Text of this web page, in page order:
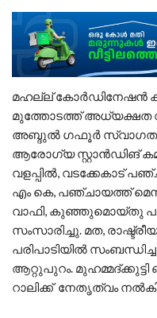
മഹല്ല് കോർഡിനേഷൻ
മുത്തോടത്ത് അധ്യക്ഷത
അബ്ദുൽ ഗഫൂർ
ആരോഗ്യ സ്റ്റാൻഡിങ്
വളപ്പിൽ, വടക്കേകാട്
എം കെ, പഞ്ചായത്ത്
വാഫി, കുഞ്ഞുമൊയ്‌തു
സംസാരിച്ചു. മത,
പരിപാടിയിൽ
ആറ്റുപുറം. മുഹമ്മദ്ക്കുട്ടി
റാലിക്ക് നേതൃത്വം